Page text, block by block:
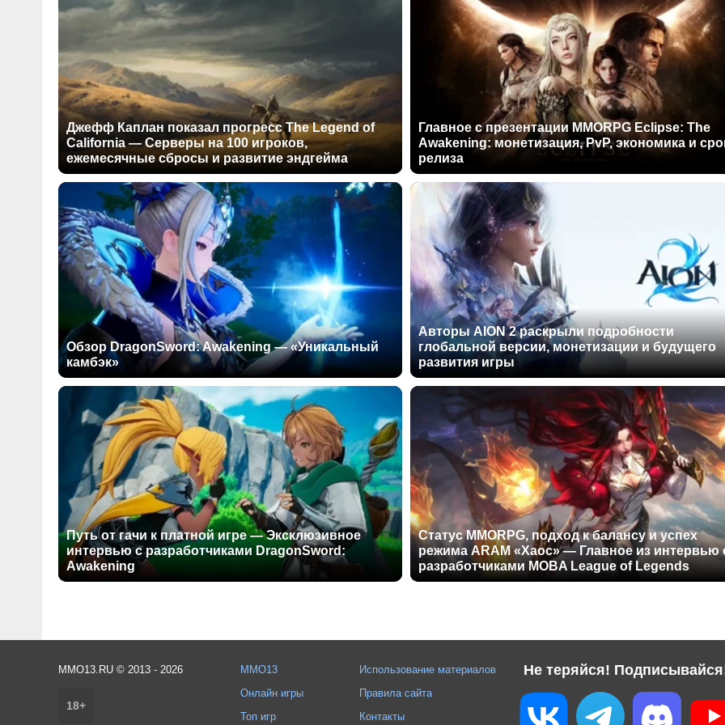
Джефф Каплан показал прогресс The Legend of
California — Серверы на 100 игроков,
ежемесячные сбросы и развитие эндгейма
Главное с презентации MMORPG Eclipse: The
Awakening: монетизация, PvP, экономика и
релиза
Обзор DragonSword: Awakening — «Уникальный
камбэк»
Авторы AION 2 раскрыли подробности
глобальной версии, монетизации и будущего
развития игры
Путь от гачи к платной игре — Эксклюзивное
интервью с разработчиками DragonSword:
Awakening
Статус MMORPG, подход к балансу и успех
режима ARAM «Хаос» — Главное из интервью
разработчиками MOBA League of Legends
Не теряйся!
MMO13.RU © 2013 - 2026
18+
MMO13
Онлайн игры
Топ игр
Использование материалов
Правила сайта
Контакты